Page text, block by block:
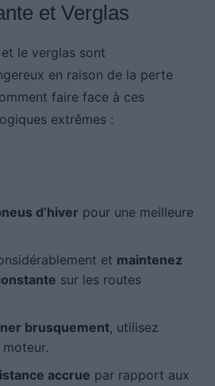
et Verglas
le verglas sont
en raison de la perte
faire face à ces
extrêmes :
d’hiver pour une meilleure
et maintenez
sur les routes
brusquement, utilisez
accrue par rapport aux